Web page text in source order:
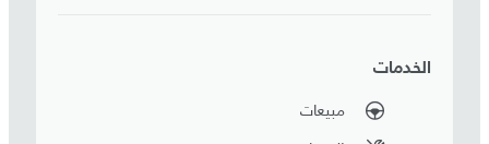
الخدمات
مبيعات